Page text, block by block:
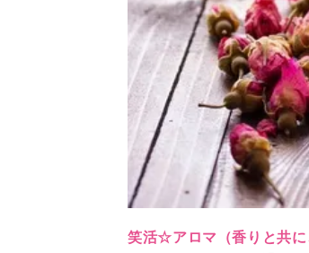
笑活☆アロマ（香りと共に